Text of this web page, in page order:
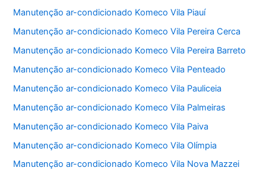
Manutenção ar-condicionado Komeco Vila Piauí
Manutenção ar-condicionado Komeco Vila Pereira Cerca
Manutenção ar-condicionado Komeco Vila Pereira Barreto
Manutenção ar-condicionado Komeco Vila Penteado
Manutenção ar-condicionado Komeco Vila Pauliceia
Manutenção ar-condicionado Komeco Vila Palmeiras
Manutenção ar-condicionado Komeco Vila Paiva
Manutenção ar-condicionado Komeco Vila Olímpia
Manutenção ar-condicionado Komeco Vila Nova Mazzei